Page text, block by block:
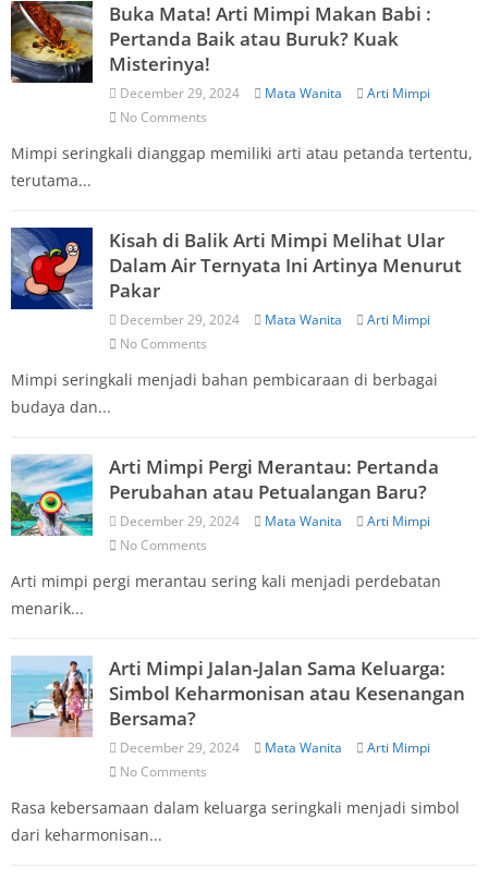
Buka Mata! Arti Mimpi Makan Babi :
Pertanda Baik atau Buruk? Kuak
Misterinya!
December 29, 2024 Mata Wanita
Arti Mimpi
No Comments
Mimpi seringkali dianggap memiliki arti atau petanda tertentu,
terutama...
Kisah di Balik Arti Mimpi Melihat Ular
Dalam Air Ternyata Ini Artinya Menurut
Pakar
December 29, 2024 Mata Wanita
Arti Mimpi
No Comments
Mimpi seringkali menjadi bahan pembicaraan di berbagai
budaya dan...
Arti Mimpi Pergi Merantau: Pertanda
Perubahan atau Petualangan Baru?
December 29, 2024 Mata Wanita
Arti Mimpi
No Comments
Arti mimpi pergi merantau sering kali menjadi perdebatan
menarik...
Arti Mimpi Jalan-Jalan Sama Keluarga:
Simbol Keharmonisan atau Kesenangan
Bersama?
December 29, 2024 Mata Wanita
Arti Mimpi
No Comments
Rasa kebersamaan dalam keluarga seringkali menjadi simbol
dari keharmonisan...